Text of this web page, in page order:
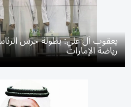
يعقوب آل علي: بطولة حرس
رياضة الإمارات